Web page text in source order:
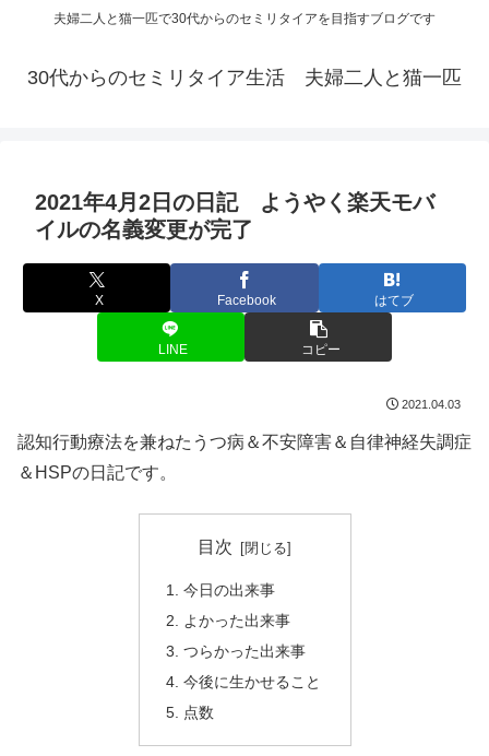
夫婦二人と猫一匹で30代からのセミリタイアを目指すブログです
30代からのセミリタイア生活 夫婦二人と猫一匹
2021年4月2日の日記 ようやく楽天モバ
イルの名義変更が完了
X Facebook はてブ
LINE コピー
2021.04.03
認知行動療法を兼ねたうつ病＆不安障害＆自律神経失調症
＆HSPの日記です。
目次
今日の出来事
よかった出来事
つらかった出来事
今後に生かせること
点数